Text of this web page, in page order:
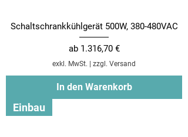
Schaltschrankkühlgerät 500W, 380-480VAC
ab 1.316,70 €
Sale-Preis
exkl. MwSt. | zzgl. Versand
In den Warenkorb
Einbau